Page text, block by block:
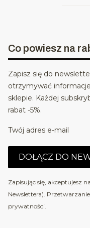
Co powiesz na
Zapisz się do
otrzymywać
sklepie. Każdej
rabat -5%.
Twój adres e-mail
DOŁĄCZ DO
Zapisując się, akceptujesz
Newslettera).
prywatności.